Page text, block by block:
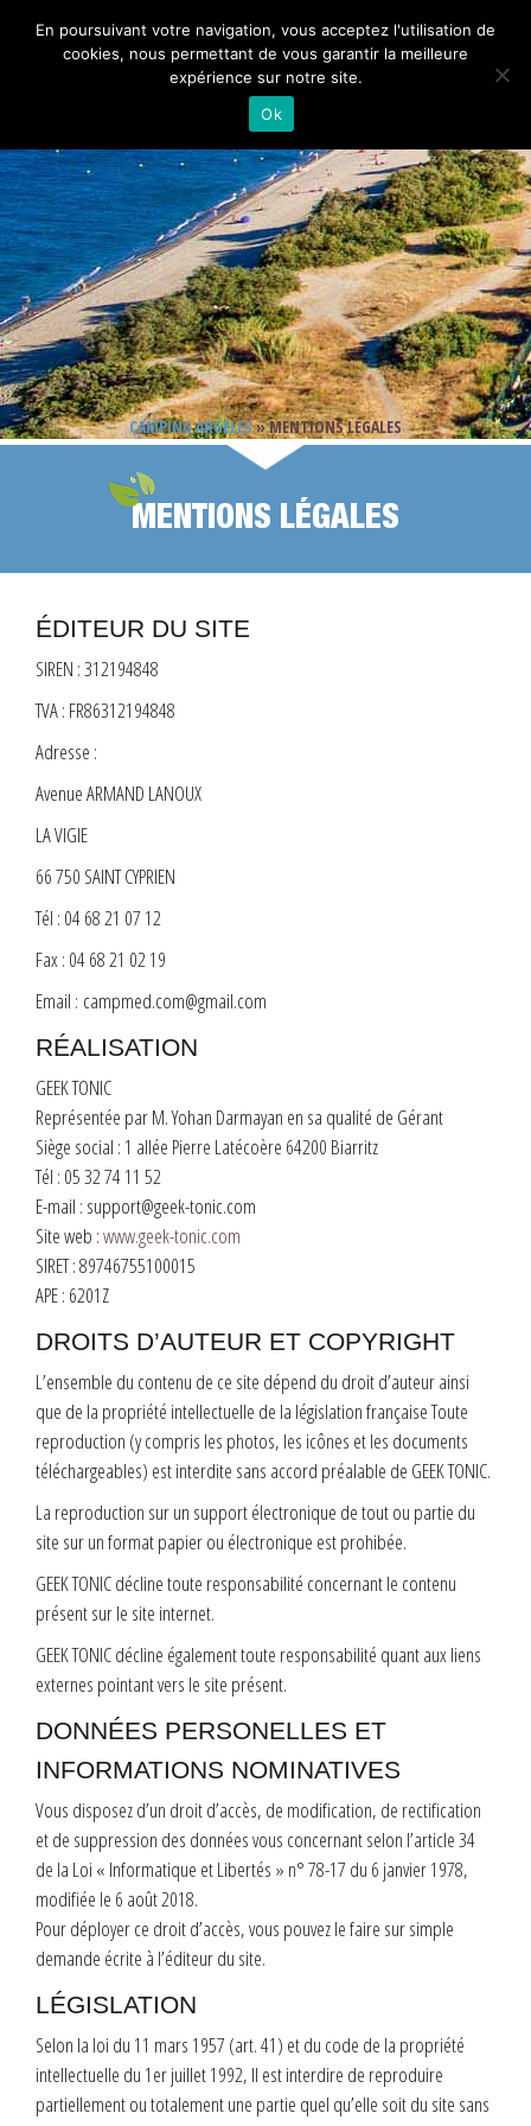
CAMPING ARGELES»MENTIONS LÉGALES
MENTIONS LÉGALES
ÉDITEUR DU SITE
SIREN : 312194848
TVA : FR86312194848
Adresse :
Avenue ARMAND LANOUX
LA VIGIE
66 750 SAINT CYPRIEN
Tél : 04 68 21 07 12
Fax : 04 68 21 02 19
Email : campmed.com@gmail.com
RÉALISATION
GEEK TONIC
Représentée par M. Yohan Darmayan en sa qualité de Gérant
Siège social : 1 allée Pierre Latécoère 64200 Biarritz
Tél : 05 32 74 11 52
E-mail : support@geek-tonic.com
Site web :www.geek-tonic.com
SIRET : 89746755100015
APE : 6201Z
DROITS D’AUTEUR ET COPYRIGHT
L’ensemble du contenu de ce site dépend du droit d’auteur ainsi
que de la propriété intellectuelle de la législation française Toute
reproduction (y compris les photos, les icônes et les documents
téléchargeables) est interdite sans accord préalable de GEEK TONIC.
La reproduction sur un support électronique de tout ou partie du
site sur un format papier ou électronique est prohibée.
GEEK TONIC décline toute responsabilité concernant le contenu
présent sur le site internet.
GEEK TONIC décline également toute responsabilité quant aux liens
externes pointant vers le site présent.
DONNÉES PERSONELLES ET
INFORMATIONS NOMINATIVES
Vous disposez d’un droit d’accès, de modification, de rectification
et de suppression des données vous concernant selon l’article 34
de la Loi « Informatique et Libertés » n° 78-17 du 6 janvier 1978,
modifiée le 6 août 2018.
Pour déployer ce droit d’accès, vous pouvez le faire sur simple
demande écrite à l’éditeur du site.
LÉGISLATION
Selon la loi du 11 mars 1957 (art. 41) et du code de la propriété
intellectuelle du 1er juillet 1992, Il est interdire de reproduire
partiellement ou totalement une partie quel qu’elle soit du site sans
En poursuivant votre navigation, vous acceptez l'utilisation de
cookies, nous permettant de vous garantir la meilleure
expérience sur notre site.
Ok